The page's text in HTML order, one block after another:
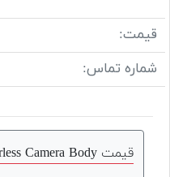
قیمت:
شماره تماس:
قیمت Sony Alpha a7C Mirrorless Camera Body